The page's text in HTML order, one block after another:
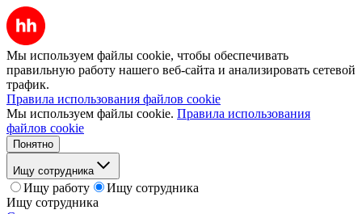
Мы используем файлы cookie, чтобы обеспечивать
правильную работу нашего веб-сайта и анализировать сетевой
трафик.
Правила использования файлов cookie
Мы используем файлы cookie. Правила использования
файлов cookie
Понятно
Ищу сотрудника
Ищу работу
Ищу сотрудника
Ищу сотрудника